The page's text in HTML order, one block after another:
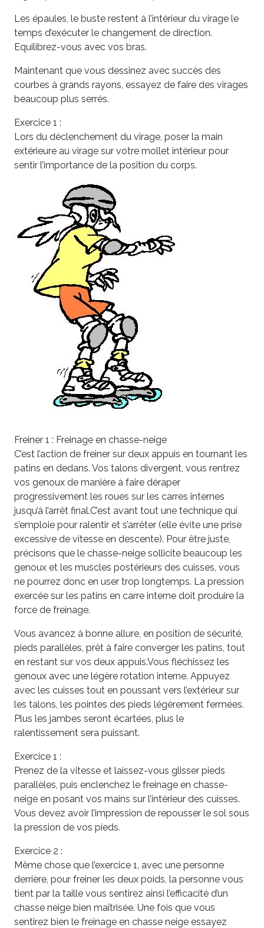
Les épaules, le buste restent à l’intérieur du virage le
temps d’exécuter le changement de direction.
Equilibrez-vous avec vos bras.
Maintenant que vous dessinez avec succès des
courbes à grands rayons, essayez de faire des virages
beaucoup plus serrés.
Exercice 1 :
Lors du déclenchement du virage, poser la main
extérieure au virage sur votre mollet intérieur pour
sentir l’importance de la position du corps.
Freiner 1 : Freinage en chasse-neige
C’est l’action de freiner sur deux appuis en tournant les
patins en dedans. Vos talons divergent, vous rentrez
vos genoux de manière à faire déraper
progressivement les roues sur les carres internes
jusqu’à l’arrêt final.C’est avant tout une technique qui
s’emploie pour ralentir et s’arrêter (elle évite une prise
excessive de vitesse en descente). Pour être juste,
précisons que le chasse-neige sollicite beaucoup les
genoux et les muscles postérieurs des cuisses, vous
ne pourrez donc en user trop longtemps. La pression
exercée sur les patins en carre interne doit produire la
force de freinage.
Vous avancez à bonne allure, en position de sécurité,
pieds parallèles, prêt à faire converger les patins, tout
en restant sur vos deux appuis.Vous fléchissez les
genoux avec une légère rotation interne. Appuyez
avec les cuisses tout en poussant vers l’extérieur sur
les talons, les pointes des pieds légèrement fermées.
Plus les jambes seront écartées, plus le
ralentissement sera puissant.
Exercice 1 :
Prenez de la vitesse et laissez-vous glisser pieds
parallèles, puis enclenchez le freinage en chasse-
neige en posant vos mains sur l’intérieur des cuisses.
Vous devez avoir l’impression de repousser le sol sous
la pression de vos pieds.
Exercice 2 :
Même chose que l’exercice 1, avec une personne
derrière, pour freiner les deux poids, la personne vous
tient par la taille vous sentirez ainsi l’efficacité d’un
chasse neige bien maîtrisée. Une fois que vous
sentirez bien le freinage en chasse neige essayez